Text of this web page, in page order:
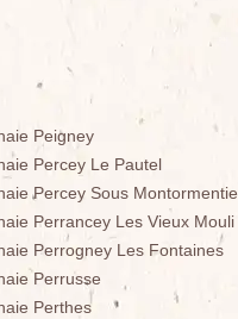
Peigney
Percey Le Pautel
Percey Sous
Perrancey Les Vieux Mouli
Perrogney Les Fontaines
Perrusse
Perthes